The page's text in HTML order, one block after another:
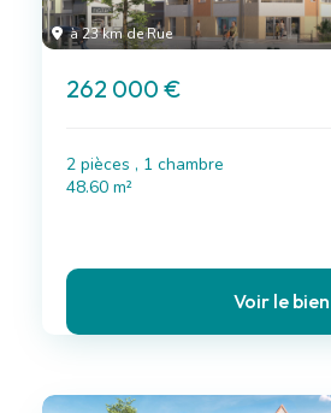
à 23 km de Rue
262 000 €
2 pièces , 1 chambre
48.60 m²
Voir le bien